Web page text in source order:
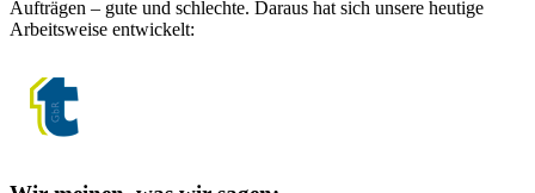
Aufträgen – gute und schlechte. Daraus hat sich unsere heutige
Arbeitsweise entwickelt: